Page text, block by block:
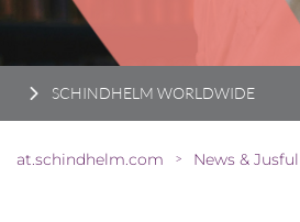
SCHINDHELM WORLDWIDE
at.schindhelm.com > News & Jusful